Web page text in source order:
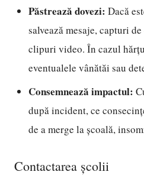
Păstrează dovezi: Dacă
salvează mesaje, capturi
clipuri video. În cazul
eventualele vânătăi sau
Consemnează impactul:
după incident, ce
de a merge la școală,
Contactarea școlii